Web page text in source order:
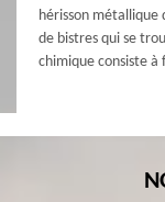
hérisson métallique
de bistres qui se
chimique consiste à